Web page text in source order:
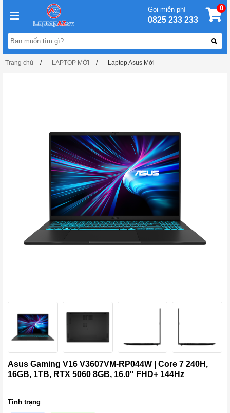
Gọi miễn phí
0825 233 233
0
Trang chủ LAPTOP MỚI Laptop Asus Mới
Asus Gaming V16 V3607VM-RP044W | Core 7 240H,
16GB, 1TB, RTX 5060 8GB, 16.0'' FHD+ 144Hz
Tình trạng